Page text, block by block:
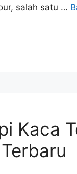
salah satu …
Kaca